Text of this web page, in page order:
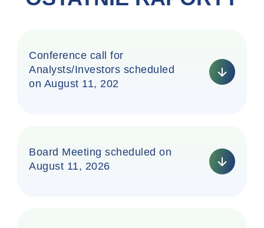
Conference call for
Analysts/Investors scheduled
on August 11, 202
Board Meeting scheduled on
August 11, 2026